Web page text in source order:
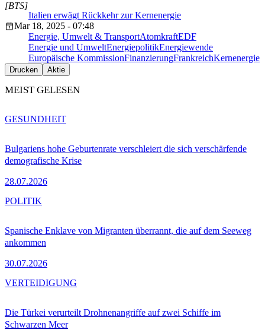
Italien erwägt Rückkehr zur Kernenergie
[BTS]
Mar 18, 2025 - 07:48
Energie, Umwelt & TransportAtomkraftEDF
Energie und UmweltEnergiepolitikEnergiewende
Europäische KommissionFinanzierungFrankreichKernenergie
Drucken Aktie
MEIST GELESEN
Bulgariens hohe Geburtenrate verschleiert die sich verschärfende
demografische Krise
28.07.2026
GESUNDHEIT
Spanische Enklave von Migranten überrannt, die auf dem Seeweg
ankommen
30.07.2026
POLITIK
Die Türkei verurteilt Drohnenangriffe auf zwei Schiffe im
Schwarzen Meer
VERTEIDIGUNG